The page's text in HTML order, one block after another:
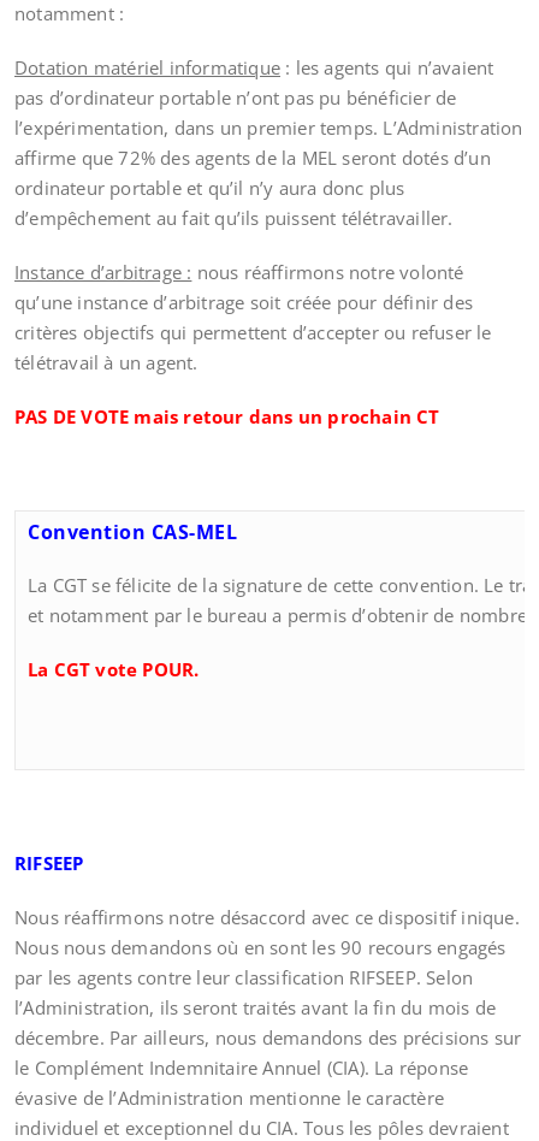
notamment :
Dotation matériel informatique : les agents qui n’avaient
pas d’ordinateur portable n’ont pas pu bénéficier de
l’expérimentation, dans un premier temps. L’Administration
affirme que 72% des agents de la MEL seront dotés d’un
ordinateur portable et qu’il n’y aura donc plus
d’empêchement au fait qu’ils puissent télétravailler.
Instance d’arbitrage : nous réaffirmons notre volonté
qu’une instance d’arbitrage soit créée pour définir des
critères objectifs qui permettent d’accepter ou refuser le
télétravail à un agent.
PAS DE VOTE mais retour dans un prochain CT
Convention CAS-MEL
La CGT se félicite de la signature de cette convention. Le
et notamment par le bureau a permis d’obtenir de
La CGT vote POUR.
RIFSEEP
Nous réaffirmons notre désaccord avec ce dispositif inique.
Nous nous demandons où en sont les 90 recours engagés
par les agents contre leur classification RIFSEEP. Selon
l’Administration, ils seront traités avant la fin du mois de
décembre. Par ailleurs, nous demandons des précisions sur
le Complément Indemnitaire Annuel (CIA). La réponse
évasive de l’Administration mentionne le caractère
individuel et exceptionnel du CIA. Tous les pôles devraient